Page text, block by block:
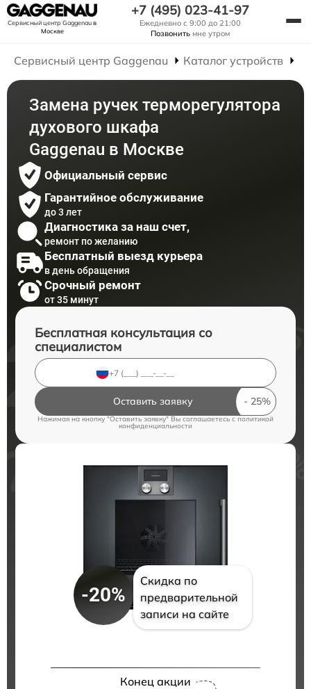
Сервисный центр Gaggenauв
Москве
+7 (495) 023-41-97
Ежедневно с 9:00 до 21:00
Позвонить мне утром
Сервисный центр Gaggenau Каталог устройств
Замена ручек терморегулятора
духового шкафа
Gaggenau в Москве
Официальный сервис
Гарантийное обслуживание
до 3 лет
Диагностика за наш счет,
ремонт по желанию
Бесплатный выезд курьера
в день обращения
Срочный ремонт
от 35 минут
Бесплатная консультация со
специалистом
Оставить заявку
Нажимая на кнопку "Оставить заявку" Вы соглашаетесь cполитикой
конфиденциальности
-20%
Скидка по
предварительной
записи на сайте
Конец акции